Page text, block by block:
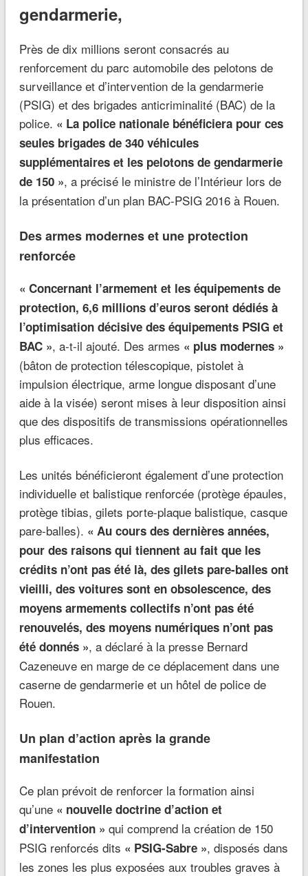
gendarmerie,
Près de dix millions seront consacrés au
renforcement du parc automobile des pelotons de
surveillance et d’intervention de la gendarmerie
(PSIG) et des brigades anticriminalité (BAC) de la
police. « La police nationale bénéficiera pour ces
seules brigades de 340 véhicules
supplémentaires et les pelotons de gendarmerie
de 150 », a précisé le ministre de l’Intérieur lors de
la présentation d’un plan BAC-PSIG 2016 à Rouen.
Des armes modernes et une protection
renforcée
« Concernant l’armement et les équipements de
protection, 6,6 millions d’euros seront dédiés à
l’optimisation décisive des équipements PSIG et
BAC », a-t-il ajouté. Des armes « plus modernes »
(bâton de protection télescopique, pistolet à
impulsion électrique, arme longue disposant d’une
aide à la visée) seront mises à leur disposition ainsi
que des dispositifs de transmissions opérationnelles
plus efficaces.
Les unités bénéficieront également d’une protection
individuelle et balistique renforcée (protège épaules,
protège tibias, gilets porte-plaque balistique, casque
pare-balles). « Au cours des dernières années,
pour des raisons qui tiennent au fait que les
crédits n’ont pas été là, des gilets pare-balles ont
vieilli, des voitures sont en obsolescence, des
moyens armements collectifs n’ont pas été
renouvelés, des moyens numériques n’ont pas
été donnés », a déclaré à la presse Bernard
Cazeneuve en marge de ce déplacement dans une
caserne de gendarmerie et un hôtel de police de
Rouen.
Un plan d’action après la grande
manifestation
Ce plan prévoit de renforcer la formation ainsi
qu’une « nouvelle doctrine d’action et
d’intervention » qui comprend la création de 150
PSIG renforcés dits « PSIG-Sabre », disposés dans
les zones les plus exposées aux troubles graves à